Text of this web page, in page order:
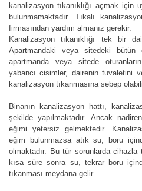
kanalizasyon tıkanıklığı açmak için
bulunmamaktadır. Tıkalı
firmasından yardım almanız gerekir.
Kanalizasyon tıkanıklığı tek bir
Apartmandaki veya sitedeki bütün
apartmanda veya sitede
yabancı cisimler, dairenin tuvaletini
kanalizasyon tıkanmasına sebep
Binanın kanalizasyon hattı,
şekilde yapılmaktadır. Ancak
eğimi yetersiz gelmektedir.
eğim bulunmazsa atık su, boru
olmaktadır. Bu tür sorunlarda cihazla
kısa süre sonra su, tekrar boru
tıkanması meydana gelir.